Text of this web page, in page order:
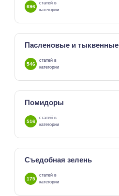
696
статей в
категории
Пасленовые и тыквенные
546
статей в
категории
Помидоры
516
статей в
категории
Съедобная зелень
175
статей в
категории